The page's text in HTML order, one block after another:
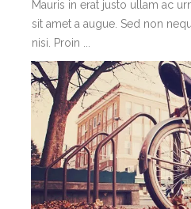
Mauris in erat justo ullam ac
sit amet a augue. Sed non
nisi. Proin ...